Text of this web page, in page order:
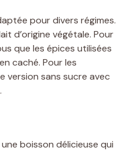
pour divers régimes.
d’origine végétale. Pour
que les épices utilisées
caché. Pour les
version sans sucre avec
boisson délicieuse qui